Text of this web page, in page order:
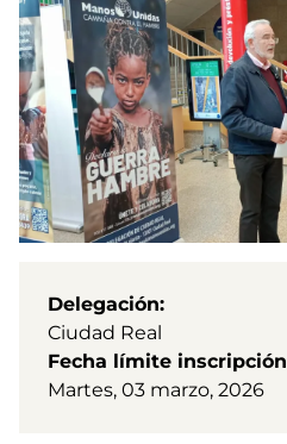
Delegación
Ciudad Real
Fecha límite inscripción
Martes, 03 marzo, 2026